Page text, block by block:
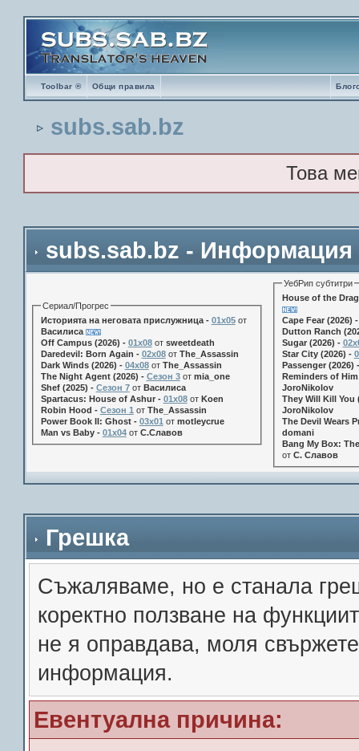
Toolbar ® Общи правила
subs.sab.bz
Това
subs.sab.bz - Информация
Сериал/Прогрес
Историята на неговата прислужница - 01х05от
Василиса
Off Campus (2026) - 01x08от sweetdeath
Daredevil: Born Again - 02x08от The_Assassin
Dark Winds (2026) - 04x08от The_Assassin
The Night Agent (2026) - Сезон 3от mia_one
Shef (2025) - Сезон 7от Василиса
Spartacus: House of Ashur - 01x08от Koen
Robin Hood - Сезон 1 от The_Assassin
Power Book II: Ghost - 03x01 от motleycrue
Man vs Baby - 01x04от С.Славов
УебРип субтитри
House of the
Cape Fear (2026)
Dutton Ranch
Sugar (2026) -
Star City (2026) -
Passenger (2026)
Reminders of
JoroNikolov
They Will Kill You
JoroNikolov
The Devil Wears
domani
Bang My Box:
от С. Славов
Грешка
Съжалявамe, но е станала
коректно ползване на
не я оправдава, моля
информация.
Евентуална причина: